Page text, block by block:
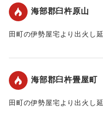
｜固有コード:
海部郡臼杵原山
田町の伊勢屋宅より出火し延
｜固有コード:00109003
海部郡臼杵畳屋町
田町の伊勢屋宅より出火し延